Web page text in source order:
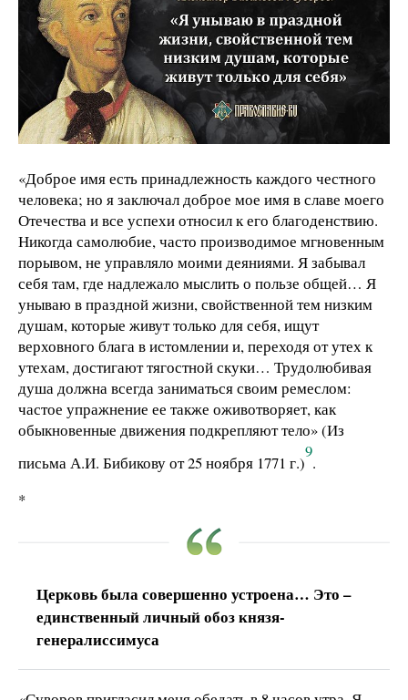
«Доброе имя есть принадлежность каждого честного
человека; но я заключал доброе мое имя в славе моего
Отечества и все успехи относил к его благоденствию.
Никогда самолюбие, часто производимое мгновенным
порывом, не управляло моими деяниями. Я забывал
себя там, где надлежало мыслить о пользе общей… Я
унываю в праздной жизни, свойственной тем низким
душам, которые живут только для себя, ищут
верховного блага в истомлении и, переходя от утех к
утехам, достигают тягостной скуки… Трудолюбивая
душа должна всегда заниматься своим ремеслом:
частое упражнение ее также оживотворяет, как
обыкновенные движения подкрепляют тело» (Из
письма А.И. Бибикову от 25 ноября 1771 г.)
9
.
*
Церковь была совершенно устроена… Это –
единственный личный обоз князя-
генералиссимуса